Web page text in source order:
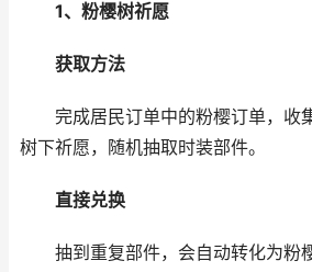
1、粉樱树祈愿
获取方法
完成居民订单中的粉樱订单，收
树下祈愿，随机抽取时装部件。
直接兑换
抽到重复部件，会自动转化为粉